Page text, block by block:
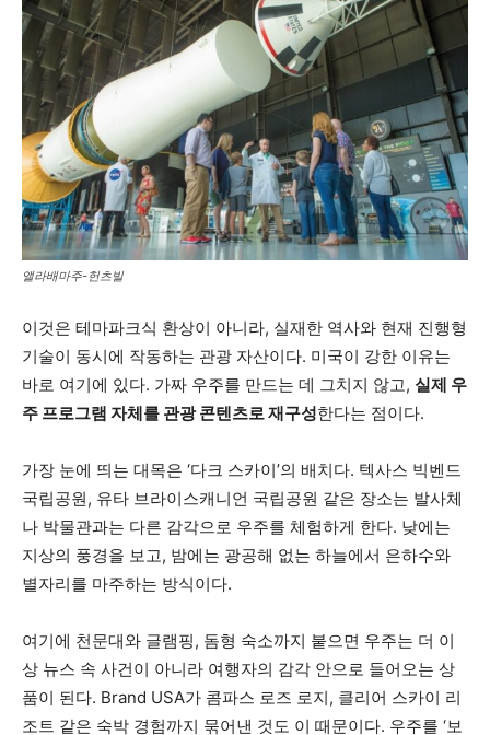
앨라배마주-헌츠빌
이것은 테마파크식 환상이 아니라, 실재한 역사와 현재 진행형
기술이 동시에 작동하는 관광 자산이다. 미국이 강한 이유는
바로 여기에 있다. 가짜 우주를 만드는 데 그치지 않고, 실제 우
주 프로그램 자체를 관광 콘텐츠로 재구성한다는 점이다.
가장 눈에 띄는 대목은 ‘다크 스카이’의 배치다. 텍사스 빅벤드
국립공원, 유타 브라이스캐니언 국립공원 같은 장소는 발사체
나 박물관과는 다른 감각으로 우주를 체험하게 한다. 낮에는
지상의 풍경을 보고, 밤에는 광공해 없는 하늘에서 은하수와
별자리를 마주하는 방식이다.
여기에 천문대와 글램핑, 돔형 숙소까지 붙으면 우주는 더 이
상 뉴스 속 사건이 아니라 여행자의 감각 안으로 들어오는 상
품이 된다. Brand USA가 콤파스 로즈 로지, 클리어 스카이 리
조트 같은 숙박 경험까지 묶어낸 것도 이 때문이다. 우주를 ‘보